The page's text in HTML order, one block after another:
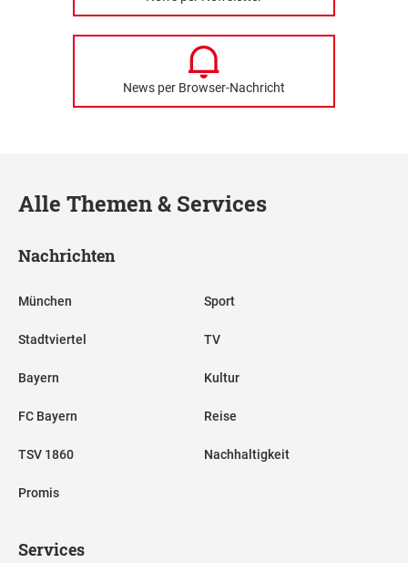
News per Browser-Nachricht
Alle Themen & Services
Nachrichten
München
Stadtviertel
Bayern
FC Bayern
TSV 1860
Promis
Sport
TV
Kultur
Reise
Nachhaltigkeit
Services